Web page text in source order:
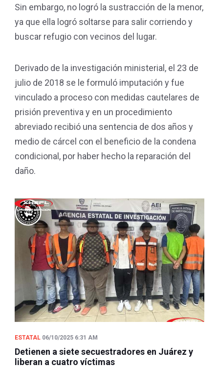
Sin embargo, no logró la sustracción de la menor,
ya que ella logró soltarse para salir corriendo y
buscar refugio con vecinos del lugar.
Derivado de la investigación ministerial, el 23 de
julio de 2018 se le formuló imputación y fue
vinculado a proceso con medidas cautelares de
prisión preventiva y en un procedimiento
abreviado recibió una sentencia de dos años y
medio de cárcel con el beneficio de la condena
condicional, por haber hecho la reparación del
daño.
ESTATAL 06/10/2025 6:31 AM
Detienen a siete secuestradores en Juárez y
liberan a cuatro víctimas